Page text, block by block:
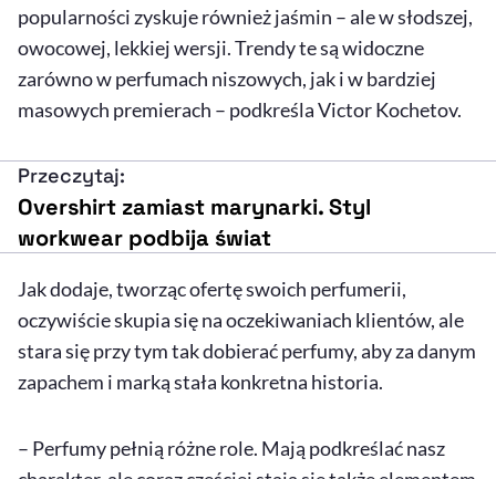
popularności zyskuje również jaśmin – ale w słodszej,
owocowej, lekkiej wersji. Trendy te są widoczne
zarówno w perfumach niszowych, jak i w bardziej
masowych premierach – podkreśla Victor Kochetov.
Przeczytaj:
Overshirt zamiast marynarki. Styl
workwear podbija świat
Jak dodaje, tworząc ofertę swoich perfumerii,
oczywiście skupia się na oczekiwaniach klientów, ale
stara się przy tym tak dobierać perfumy, aby za danym
zapachem i marką stała konkretna historia.
– Perfumy pełnią różne role. Mają podkreślać nasz